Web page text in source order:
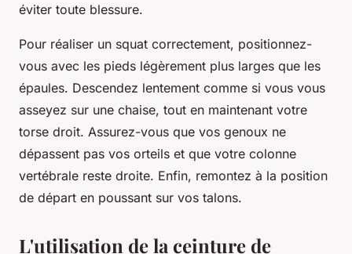
éviter toute blessure.
Pour réaliser un squat correctement, positionnez-
vous avec les pieds légèrement plus larges que les
épaules. Descendez lentement comme si vous vous
asseyez sur une chaise, tout en maintenant votre
torse droit. Assurez-vous que vos genoux ne
dépassent pas vos orteils et que votre colonne
vertébrale reste droite. Enfin, remontez à la position
de départ en poussant sur vos talons.
L'utilisation de la ceinture de